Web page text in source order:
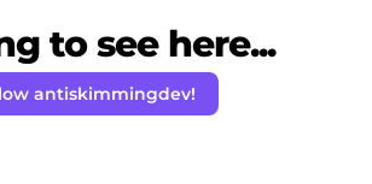
to see here...
antiskimmingdev!